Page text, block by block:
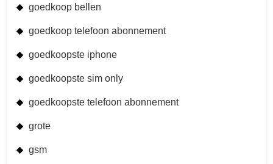
goedkoop bellen
goedkoop telefoon abonnement
goedkoopste iphone
goedkoopste sim only
goedkoopste telefoon abonnement
grote
gsm